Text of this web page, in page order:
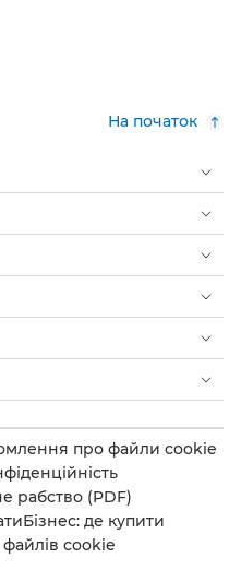
На початок
про файли cookie
рабство (PDF)
Бізнес: де купити
cookie